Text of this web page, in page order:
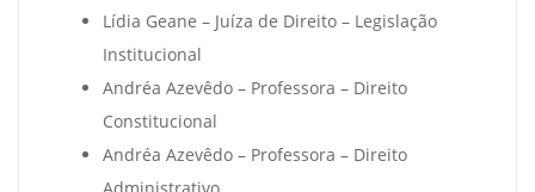
Lídia Geane – Juíza de Direito – Legislação
Institucional
Andréa Azevêdo – Professora – Direito
Constitucional
Andréa Azevêdo – Professora – Direito